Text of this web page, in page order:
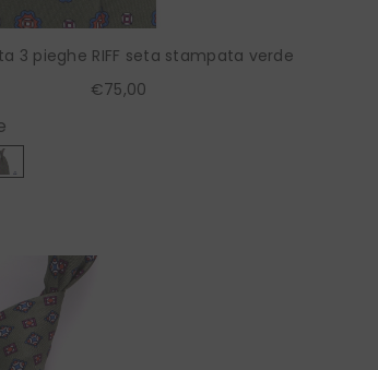
3 pieghe RIFF seta stampata verde
€75,00